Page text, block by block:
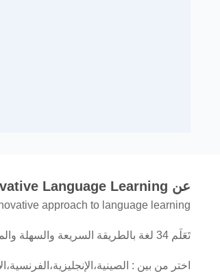
عن Innovative Language Learning
approach to language learning?
تَعَلَم 34 لغة بالطريقة السريعة والسهلة والممتعة مع Innovative Language 101.
اختر من بين :